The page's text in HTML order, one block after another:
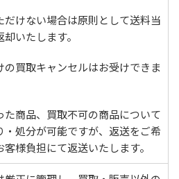
だけない場合は原則として送料当
いたします。
の買取キャンセルはお受けできま
た商品、買取不可の商品について
・処分が可能ですが、返送をご希
様負担にて返送いたします。